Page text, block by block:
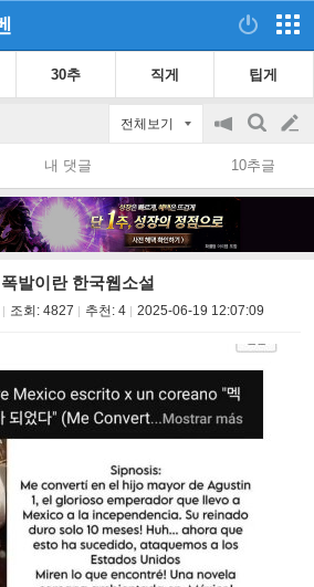
30추 직게 팁게
전체보기
공
지
on/off
검
색
글
쓰
내 댓글 10추글
발이란 한국웹소설
조회: 4827 추천: 4 2025-06-19 12:07:09